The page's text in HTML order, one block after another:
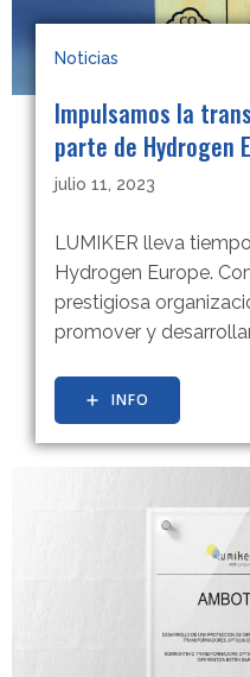
Noticias
Impulsamos la
parte de Hydrogen
julio 11, 2023
LUMIKER lleva
Hydrogen Europe.
prestigiosa
promover y
INFO